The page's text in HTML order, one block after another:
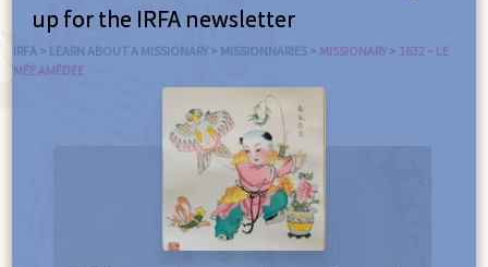
/
IRFA > LEARN ABOUT A MISSIONARY > MISSIONNARIES > MISSIONARY > 1632 – LE
MÉE AMÉDÉE
up for the IRFA newsletter